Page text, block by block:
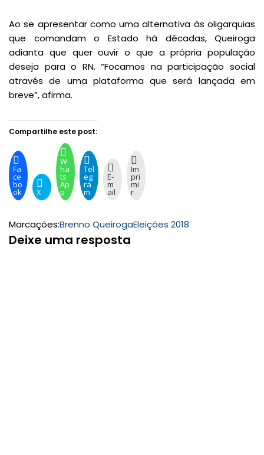
Ao se apresentar como uma alternativa às oligarquias
que comandam o Estado há décadas, Queiroga
adianta que quer ouvir o que a própria população
deseja para o RN. “Focamos na participação social
através de uma plataforma que será lançada em
breve”, afirma.
Compartilhe este post:
Fa
ce
bo
ok X
W
ha
ts
Ap
p
Tel
eg
ra
m
E-
m
ail
Im
pri
mi
r
Marcações:Brenno QueirogaEleições 2018
Deixe uma resposta